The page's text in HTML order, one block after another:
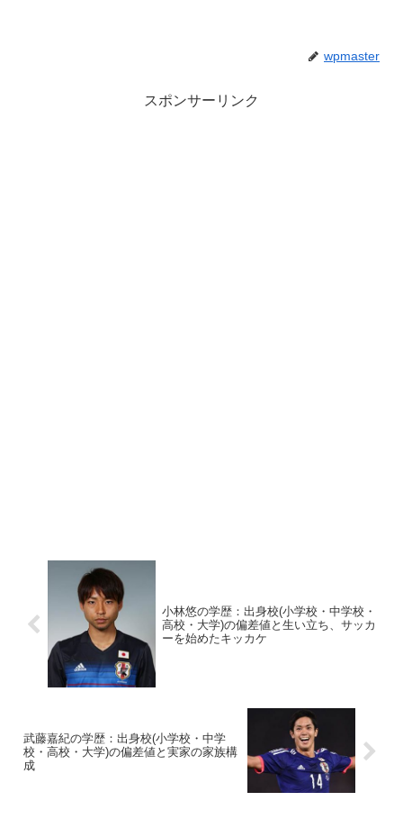
wpmaster
スポンサーリンク
小林悠の学歴：出身校(小学校・中学校・
高校・大学)の偏差値と生い立ち、サッカ
ーを始めたキッカケ
武藤嘉紀の学歴：出身校(小学校・中学
校・高校・大学)の偏差値と実家の家族構
成